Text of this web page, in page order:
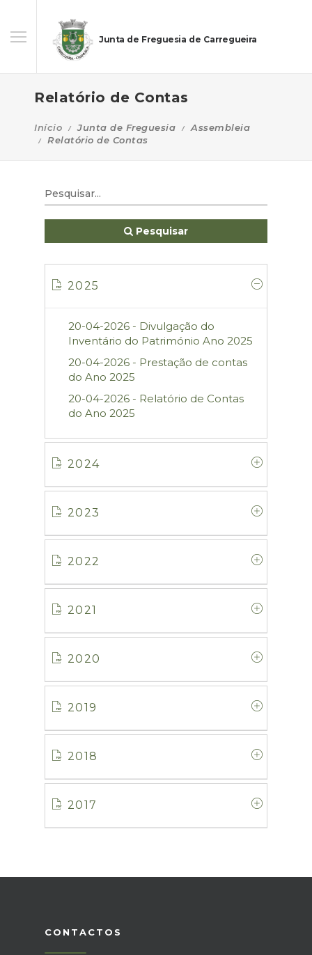
Junta de Freguesia de Carregueira
Relatório de Contas
Início Junta de Freguesia
Assembleia
Relatório de Contas
Pesquisar
2025
20-04-2026 - Divulgação do
Inventário do Património Ano 2025
20-04-2026 - Prestação de contas
do Ano 2025
20-04-2026 - Relatório de Contas
do Ano 2025
2024
2023
2022
2021
2020
2019
2018
2017
CONTACTOS